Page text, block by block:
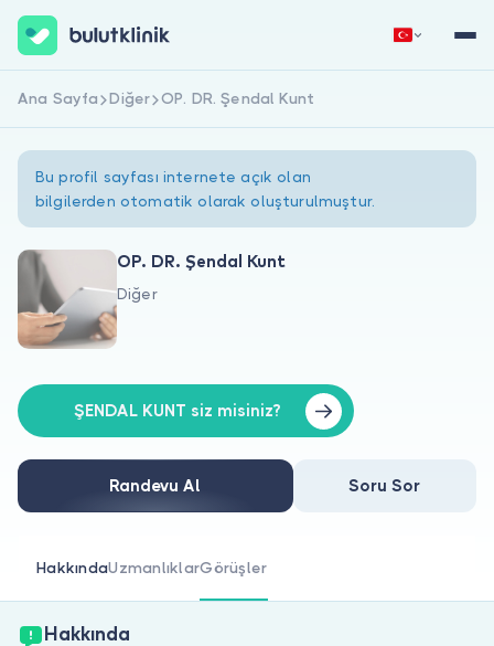
Hakkımızda
Doktorlar için
Doktor musunuz?
Hemen Kaydol
Ana Sayfa Diğer OP. DR. Şendal Kunt
Bu profil sayfası internete açık olan
bilgilerden otomatik olarak oluşturulmuştur.
OP. DR. Şendal Kunt
Diğer
ŞENDAL KUNT siz misiniz?
Randevu Al Soru Sor
HakkındaUzmanlıklarGörüşler
Hakkında